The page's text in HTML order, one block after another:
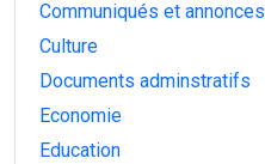
Communiqués et annonces
Culture
Documents adminstratifs
Economie
Education